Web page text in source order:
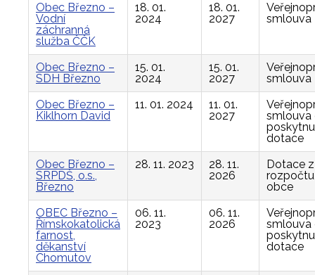
Obec Březno –
Vodní
záchranná
služba ČČK
18. 01.
2024
18. 01.
2027
smlouva
Obec Březno –
SDH Březno
15. 01.
2024
15. 01.
2027
smlouva
Obec Březno –
Kiklhorn David
11. 01. 2024
11. 01.
2027
smlouva
dotace
Obec Březno –
SRPDŠ, o.s.,
Březno
28. 11. 2023
28. 11.
2026
Dotace z
rozpočtu
obce
OBEC Březno –
Římskokatolická
farnost,
děkanství
Chomutov
06. 11.
2023
06. 11.
2026
smlouva
dotace